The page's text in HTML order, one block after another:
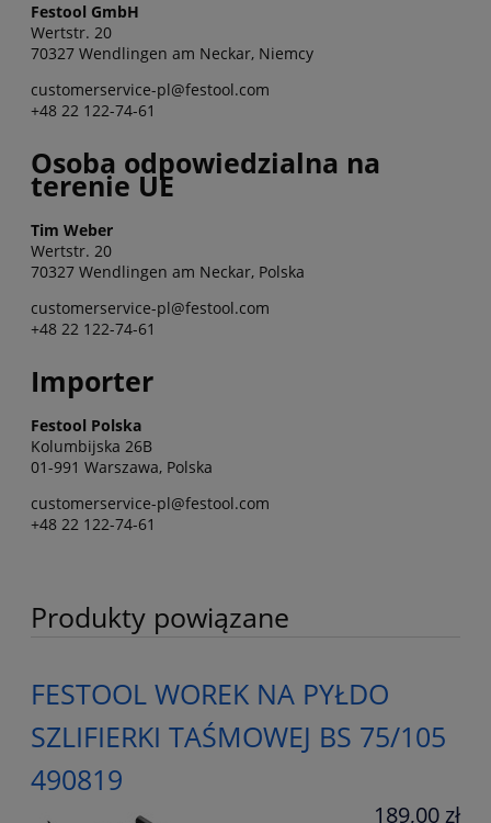
Festool GmbH
Wertstr. 20
70327 Wendlingen am Neckar, Niemcy
customerservice-pl@festool.com
+48 22 122-74-61
Osoba odpowiedzialna na
terenie UE
Tim Weber
Wertstr. 20
70327 Wendlingen am Neckar, Polska
customerservice-pl@festool.com
+48 22 122-74-61
Importer
Festool Polska
Kolumbijska 26B
01-991 Warszawa, Polska
customerservice-pl@festool.com
+48 22 122-74-61
Produkty powiązane
FESTOOL WOREK NA PYŁDO
SZLIFIERKI TAŚMOWEJ BS 75/105
490819
189,00 zł